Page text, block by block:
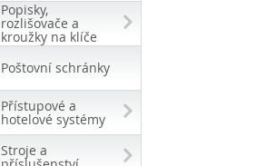
Popisky,
rozlišovače a
kroužky na klíče
Poštovní schránky
Přístupové a
hotelové systémy
Stroje a